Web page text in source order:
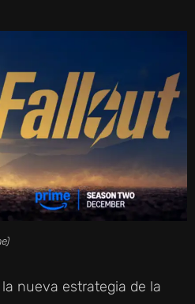
nueva estrategia de la